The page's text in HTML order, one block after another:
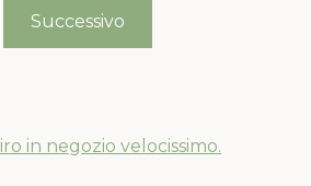
Successivo
in negozio velocissimo.